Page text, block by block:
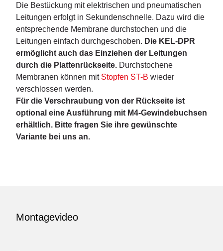
Die Bestückung mit elektrischen und pneumatischen
Leitungen erfolgt in Sekundenschnelle. Dazu wird die
entsprechende Membrane durchstochen und die
Leitungen einfach durchgeschoben. Die KEL-DPR
ermöglicht auch das Einziehen der Leitungen
durch die Plattenrückseite. Durchstochene
Membranen können mit Stopfen ST-B wieder
verschlossen werden.
Für die Verschraubung von der Rückseite ist
optional eine Ausführung mit M4-Gewindebuchsen
erhältlich. Bitte fragen Sie ihre gewünschte
Variante bei uns an.
Montagevideo